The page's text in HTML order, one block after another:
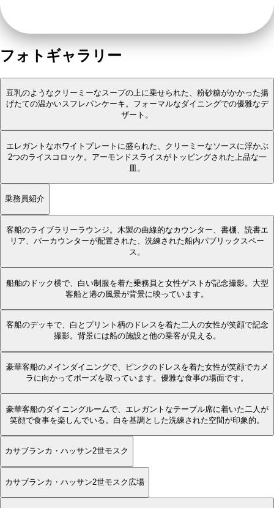
フォトギャラリー
豆乳のようなクリーミーなスープの上に乗せられた、粉砂糖がかかった揚
げたての温かいスフレパンケーキ。フォーマルなダイニングでの優雅なデ
ザート。
エレガントなホワイトプレートに盛られた、クリーミーなソースに浮かぶ
2つのライスコロッケ。アーモンドスライスがトッピングされた上品な一
皿。
乗務員紹介
客船のライブラリーラウンジ。木製の曲線的なカウンター、書棚、読書エ
リア、バーカウンターが配置された、洗練された船内パブリックスペー
ス。
船舶のドック横で、白い制服を着た乗務員と女性ゲストが記念撮影。大型
客船と港の風景が背景に映っています。
客船のデッキで、白とプリント柄のドレスを着た二人の女性が笑顔で記念
撮影。背景には船の施設と他の乗客が見える。
豪華客船のメインダイニングで、ピンクのドレスを着た女性が笑顔でカメ
ラに向かってポーズを取っています。優雅な食事の場面です。
豪華客船のダイニングルームで、エレガントなテーブル席に着いた二人が
笑顔で食事を楽しんでいる。白を基調とした洗練された空間が印象的。
カサブランカ・ハッサン2世モスク
カサブランカ・ハッサン2世モスク広場